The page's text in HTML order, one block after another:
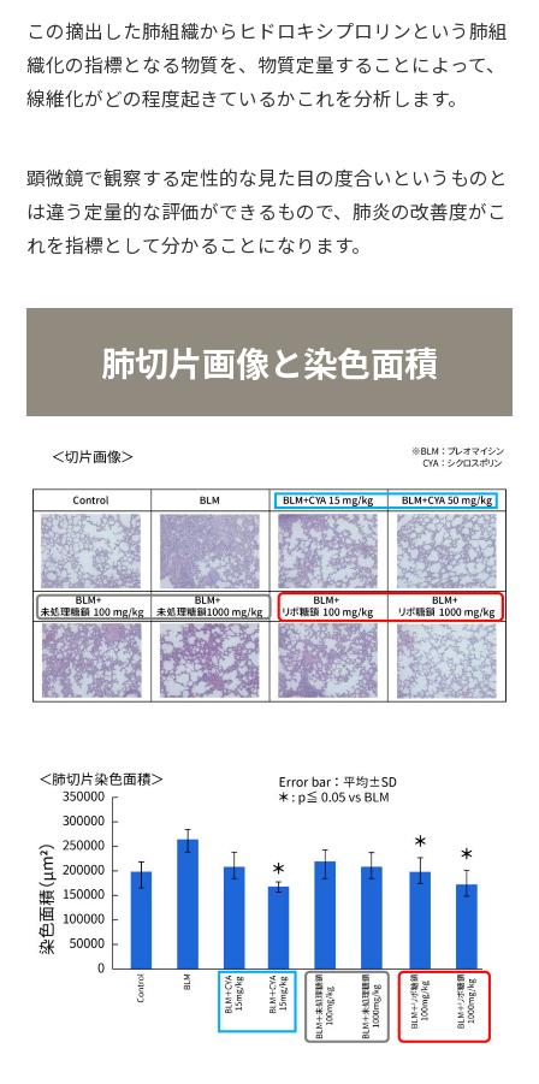
この摘出した肺組織からヒドロキシプロリンという肺組
織化の指標となる物質を、物質定量することによって、
線維化がどの程度起きているかこれを分析します。
顕微鏡で観察する定性的な見た目の度合いというものと
は違う定量的な評価ができるもので、肺炎の改善度がこ
れを指標として分かることになります。
肺切片画像と染色面積